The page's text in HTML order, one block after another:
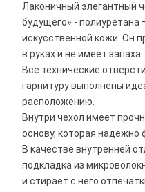
Лаконичный элегантный
будущего» - полиуретана
искусственной кожи. Он
в руках и не имеет запаха.
Все технические
гарнитуру выполнены
расположению.
Внутри чехол имеет
основу, которая надежно
В качестве внутренней
подкладка из
и стирает с него